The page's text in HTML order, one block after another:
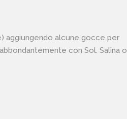
aggiungendo alcune gocce per
con Sol. Salina o